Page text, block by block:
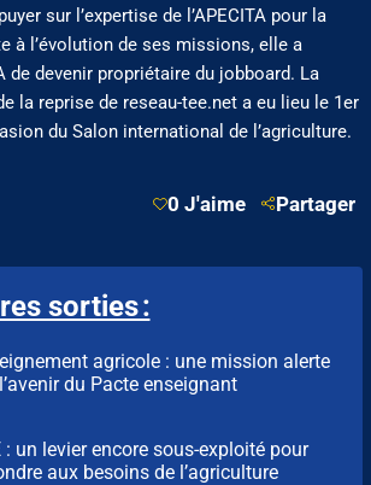
sur l’expertise de l’APECITA pour la
à l’évolution de ses missions, elle a
de devenir propriétaire du jobboard. La
la reprise de reseau-tee.net a eu lieu le 1er
du Salon international de l’agriculture.
0 J'aime Partager
sorties :
agricole : une mission alerte
du Pacte enseignant
: un levier encore sous-exploité pour
aux besoins de l’agriculture